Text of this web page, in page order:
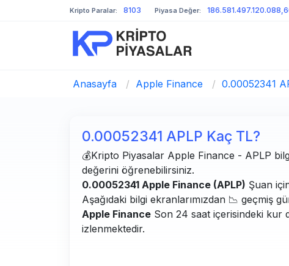
Kripto Paralar: 8103 Piyasa Değer:
Anasayfa / Apple Finance / 0.00052341
0.00052341 APLP Kaç TL?
💰Kripto Piyasalar Apple Finance - APLP
değerini öğrenebilirsiniz.
0.00052341 Apple Finance (APLP) Şuan
Aşağıdaki bilgi ekranlarımızdan 📉 geçmiş
Apple Finance Son 24 saat içerisindeki kur
izlenmektedir.